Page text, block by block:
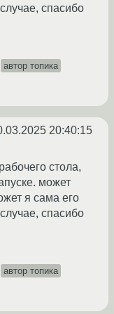
спасибо
автор топика
20:40:15
стола,
может
я сама его
спасибо
автор топика